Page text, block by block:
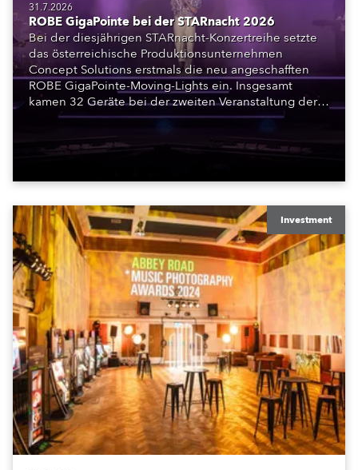
31.7.2026
ROBE GigaPointe bei der STARnacht 2026
Bei der diesjährigen STARnacht-Konzertreihe setzte
das österreichische Produktionsunternehmen
Concept Solutions erstmals die neu angeschafften
ROBE GigaPointe-Moving-Lights ein. Insgesamt
kamen 32 Geräte bei der zweiten Veranstaltung der
Reihe am Wörthersee in Klagenfurt zum Einsatz.
Ergänzt wurden sie durch iFORTE, iPAINTE LTM,
Spiider und iSpiider aus dem Mietpark des
Investment